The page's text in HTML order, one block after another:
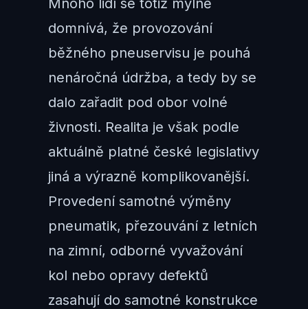
domnívá, že provozování
běžného pneuservisu je pouhá
nenáročná údržba, a tedy by se
dalo zařadit pod obor volné
živnosti. Realita je však podle
aktuálně platné české legislativy
jiná a výrazně komplikovanější.
Provedení samotné výměny
pneumatik, přezouvání z letních
na zimní, odborné vyvažování
kol nebo opravy defektů
zasahují do samotné konstrukce